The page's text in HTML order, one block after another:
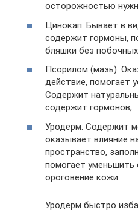
осторожностью
Цинокап. Бывает в
содержит гормоны,
бляшки без
Псорилом (мазь).
действие, помогает
Содержит
содержит гормонов;
Уродерм. Содержит
оказывает влияние
пространство,
помогает уменьшить
ороговение кожи.
Уродерм быстро